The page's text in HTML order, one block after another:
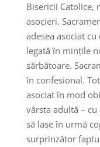
Bisericii Catolice,
asocieri.
adesea asociat
legată în mințile
sărbătoare.
în confesional.
asociat în mod
vârsta adultă – cu
să lase în urmă
surprinzător